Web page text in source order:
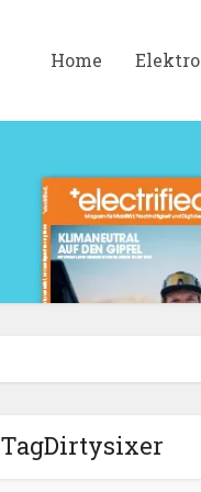
Home Elektro
TagDirtysixer